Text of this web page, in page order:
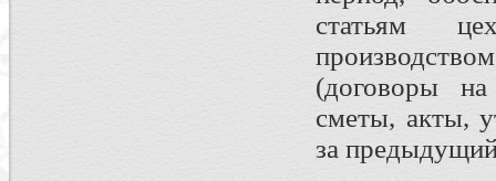
статьям
(договоры на
сметы, акты,
за